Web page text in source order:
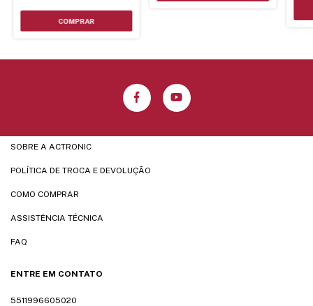
SOBRE A ACTRONIC
POLÍTICA DE TROCA E DEVOLUÇÃO
COMO COMPRAR
ASSISTÊNCIA TÉCNICA
FAQ
ENTRE EM CONTATO
5511996605020